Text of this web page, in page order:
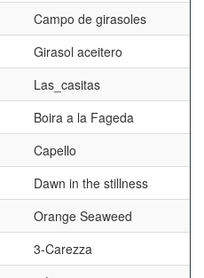
Campo de girasoles
Girasol aceitero
Las_casitas
Boira a la Fageda
Capello
Dawn in the stillness
Orange Seaweed
3-Carezza